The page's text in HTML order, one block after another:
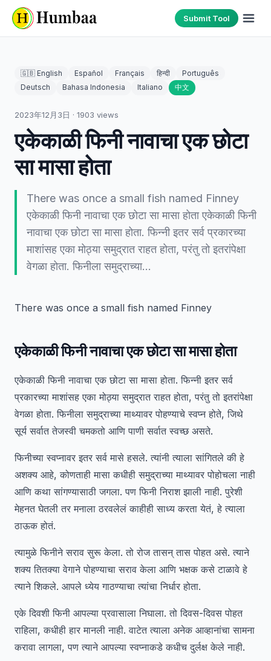
Submit Tool
🇬🇧 English Español Français हिन्दी
Português
Deutsch
Bahasa Indonesia Italiano 中文
2023年12月3日 · 1903 views
एकेकाळी फिनी नावाचा एक छोटा
सा मासा होता
There was once a small fish named Finney
एकेकाळी फिनी नावाचा एक छोटा सा मासा होता एकेकाळी फिनी
नावाचा एक छोटा सा मासा होता. फिन्नी इतर सर्व प्रकारच्या
माशांसह एका मोठ्या समुद्रात राहत होता, परंतु तो इतरांपेक्षा
वेगळा होता. फिनीला समुद्राच्या…
There was once a small fish named Finney
एकेकाळी फिनी नावाचा एक छोटा सा मासा होता
एकेकाळी फिनी नावाचा एक छोटा सा मासा होता. फिन्नी इतर सर्व
प्रकारच्या माशांसह एका मोठ्या समुद्रात राहत होता, परंतु तो इतरांपेक्षा
वेगळा होता. फिनीला समुद्राच्या माथ्यावर पोहण्याचे स्वप्न होते, जिथे
सूर्य सर्वात तेजस्वी चमकतो आणि पाणी सर्वात स्वच्छ असते.
फिनीच्या स्वप्नावर इतर सर्व मासे हसले. त्यांनी त्याला सांगितले की हे
अशक्य आहे, कोणताही मासा कधीही समुद्राच्या माथ्यावर पोहोचला नाही
आणि कथा सांगण्यासाठी जगला. पण फिनी निराश झाली नाही. पुरेशी
मेहनत घेतली तर मनाला ठरवलेलं काहीही साध्य करता येतं, हे त्याला
ठाऊक होतं.
त्यामुळे फिनीने सराव सुरू केला. तो रोज तासन् तास पोहत असे. त्याने
शक्य तितक्या वेगाने पोहण्याचा सराव केला आणि भक्षक कसे टाळावे हे
त्याने शिकले. आपले ध्येय गाठण्याचा त्यांचा निर्धार होता.
एके दिवशी फिनी आपल्या प्रवासाला निघाला. तो दिवस-दिवस पोहत
राहिला, कधीही हार मानली नाही. वाटेत त्याला अनेक आव्हानांचा सामना
करावा लागला, पण त्याने आपल्या स्वप्नाकडे कधीच दुर्लक्ष केले नाही.